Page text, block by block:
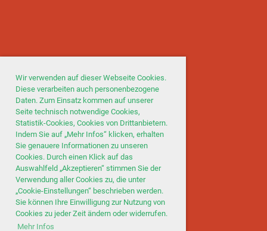
Wir verwenden auf dieser Webseite Cookies.
Diese verarbeiten auch personenbezogene
Daten. Zum Einsatz kommen auf unserer
Seite technisch notwendige Cookies,
Statistik-Cookies, Cookies von Drittanbietern.
Indem Sie auf „Mehr Infos“ klicken, erhalten
Sie genauere Informationen zu unseren
Cookies. Durch einen Klick auf das
Auswahlfeld „Akzeptieren“ stimmen Sie der
Verwendung aller Cookies zu, die unter
„Cookie-Einstellungen“ beschrieben werden.
Sie können Ihre Einwilligung zur Nutzung von
Cookies zu jeder Zeit ändern oder widerrufen.
Mehr Infos